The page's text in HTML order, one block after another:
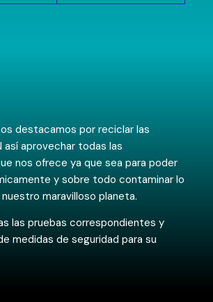
destacamos por reciclar las
así aprovechar todas las
nos ofrece ya que sea para poder
y sobre todo contaminar lo
maravilloso planeta.
las pruebas correspondientes y
medidas de seguridad para su